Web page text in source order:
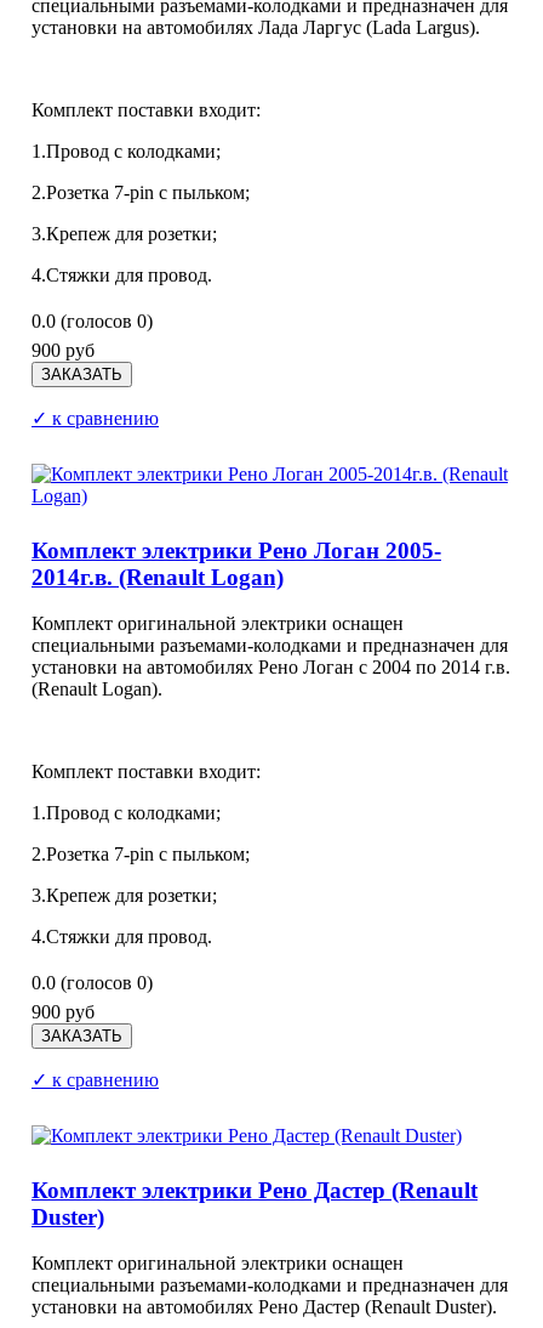
специальными разъемами-колодками и предназначен для
установки на автомобилях Лада Ларгус (Lada Largus).
Комплект поставки входит:
1.Провод с колодками;
2.Розетка 7-pin с пыльком;
3.Крепеж для розетки;
4.Стяжки для провод.
0.0 (голосов 0)
900 руб
✓ к сравнению
Комплект электрики Рено Логан 2005-
2014г.в. (Renault Logan)
Комплект оригинальной электрики оснащен
специальными разъемами-колодками и предназначен для
установки на автомобилях Рено Логан с 2004 по 2014 г.в.
(Renault Logan).
Комплект поставки входит:
1.Провод с колодками;
2.Розетка 7-pin с пыльком;
3.Крепеж для розетки;
4.Стяжки для провод.
0.0 (голосов 0)
900 руб
✓ к сравнению
Комплект электрики Рено Дастер (Renault
Duster)
Комплект оригинальной электрики оснащен
специальными разъемами-колодками и предназначен для
установки на автомобилях Рено Дастер (Renault Duster).